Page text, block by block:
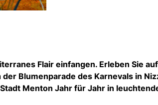
Flair einfangen. Erleben Sie
Blumenparade des Karnevals in
Menton Jahr für Jahr in